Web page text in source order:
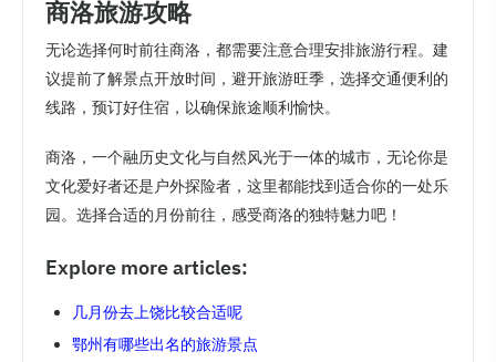
商洛旅游攻略
无论选择何时前往商洛，都需要注意合理安排旅游行程。建
议提前了解景点开放时间，避开旅游旺季，选择交通便利的
线路，预订好住宿，以确保旅途顺利愉快。
商洛，一个融历史文化与自然风光于一体的城市，无论你是
文化爱好者还是户外探险者，这里都能找到适合你的一处乐
园。选择合适的月份前往，感受商洛的独特魅力吧！
Explore more articles:
几月份去上饶比较合适呢
鄂州有哪些出名的旅游景点